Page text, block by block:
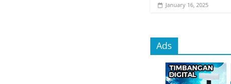
January 16, 2025
Ads